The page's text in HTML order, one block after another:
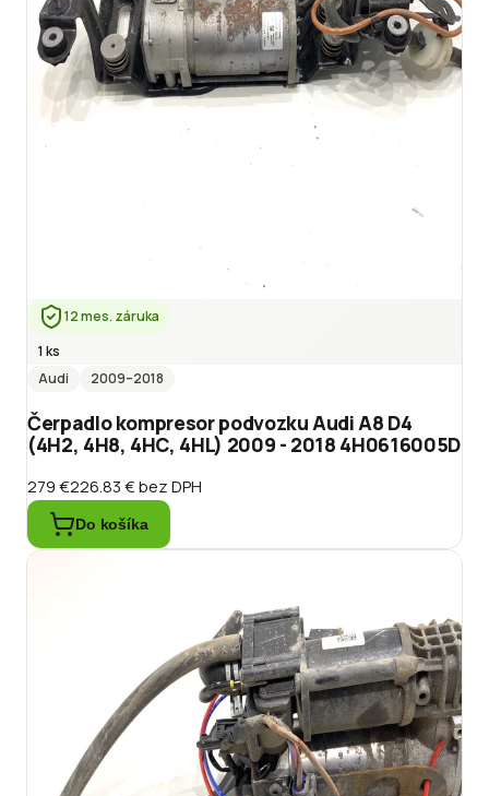
12 mes. záruka
1 ks
Audi
2009–2018
Čerpadlo kompresor podvozku Audi A8 D4
(4H2, 4H8, 4HC, 4HL) 2009 - 2018 4H0616005D
279 €226.83 €bez DPH
Do košíka